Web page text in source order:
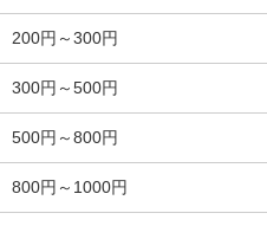
200円～300円
300円～500円
500円～800円
800円～1000円